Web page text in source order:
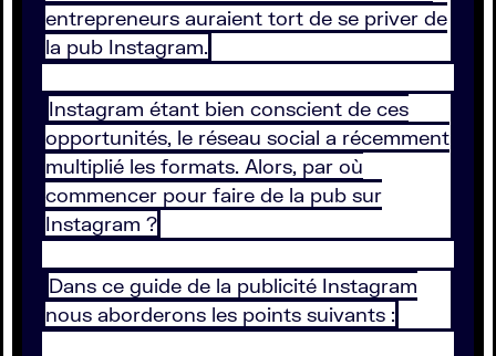
entrepreneurs auraient tort de se priver de
la pub Instagram.
Instagram étant bien conscient de ces
opportunités, le réseau social a récemment
multiplié les formats. Alors, par où
commencer pour faire de la pub sur
Instagram ?
Dans ce guide de la publicité Instagram
nous aborderons les points suivants :